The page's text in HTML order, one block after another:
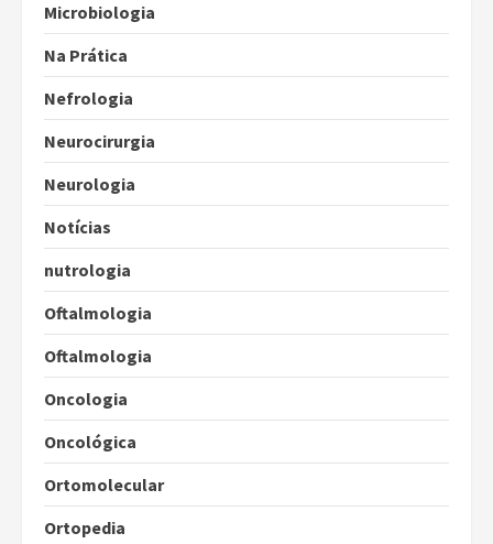
Microbiologia
Na Prática
Nefrologia
Neurocirurgia
Neurologia
Notícias
nutrologia
Oftalmologia
Oftalmologia
Oncologia
Oncológica
Ortomolecular
Ortopedia